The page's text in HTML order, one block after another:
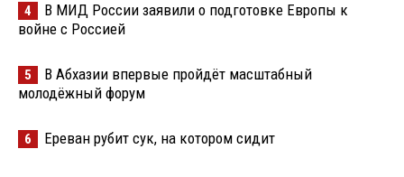
4
В МИД России заявили о подготовке Европы к
войне с Россией
5
В Абхазии впервые пройдёт масштабный
молодёжный форум
6 Ереван рубит сук, на котором сидит